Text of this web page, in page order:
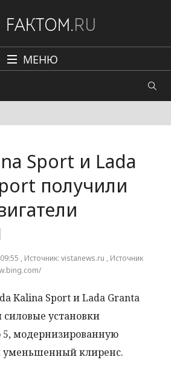
МЕНЮ
Авто
Происшествия
Редакция
Sport и Lada
получили
, Источник: vistanews.ru , Источник
Kalina Sport и Lada Granta
установки
5, модернизированную
уменьшенный клиренс.